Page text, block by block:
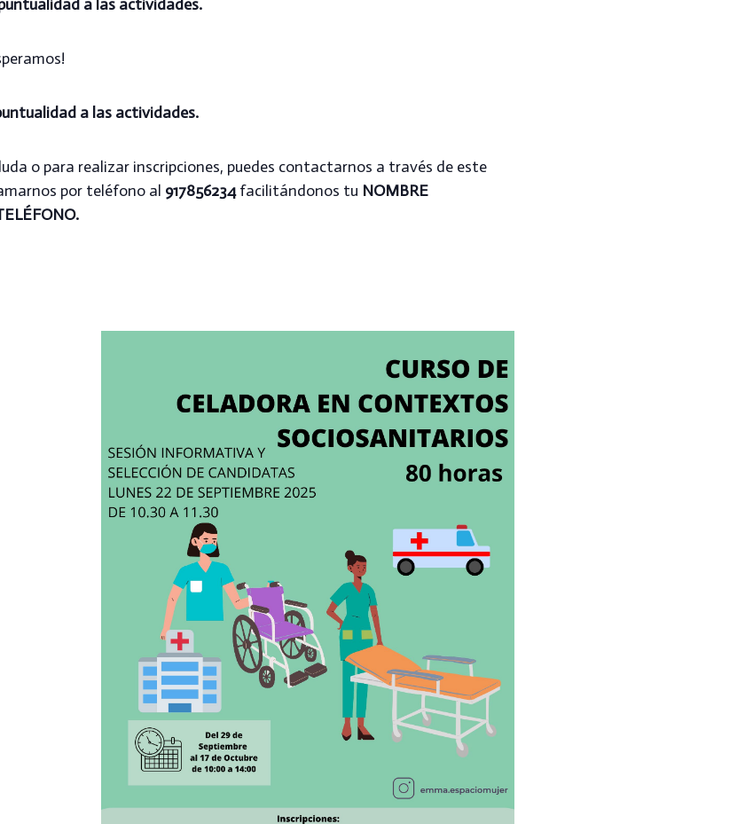
a las actividades.
a las actividades.
o para realizar inscripciones, puedes contactarnos a través de este
por teléfono al 917856234facilitándonos tu NOMBRE